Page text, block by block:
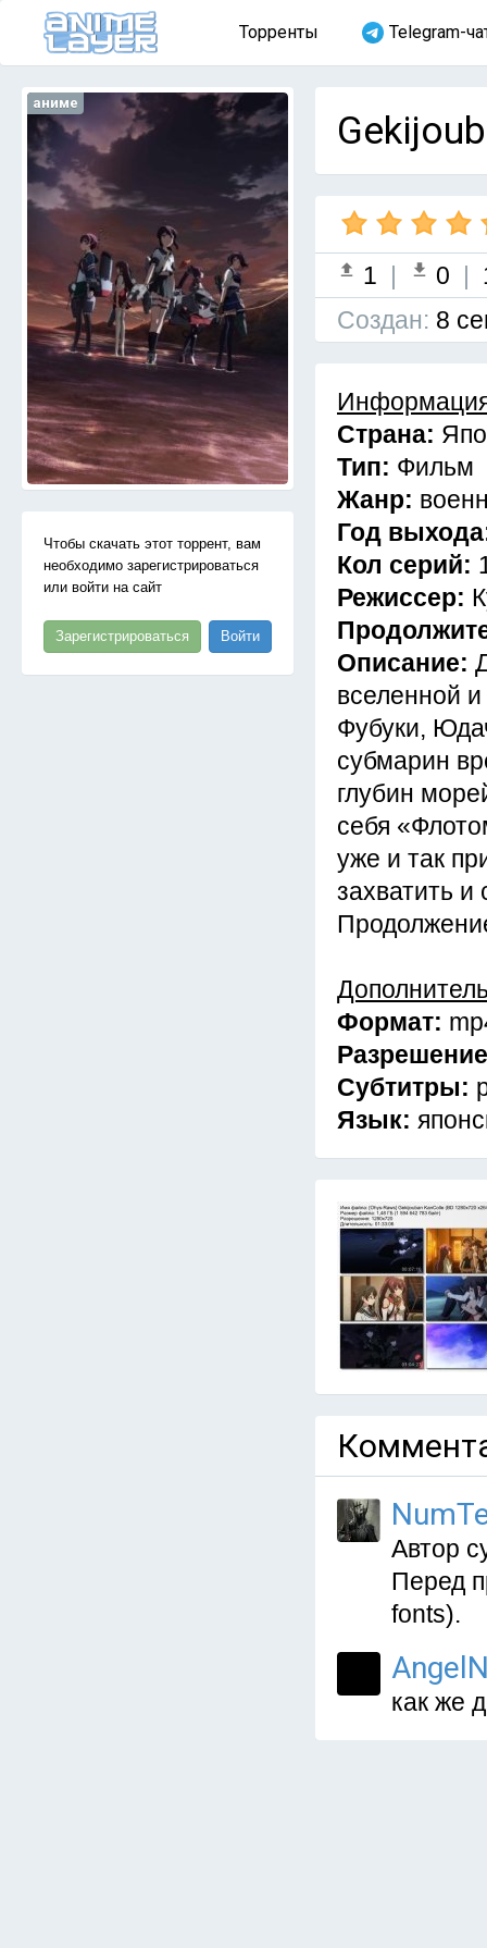
Торренты Telegram-
аниме
Чтобы скачать этот торрент, вам
необходимо зарегистрироваться
или войти на сайт
Зарегистрироваться Войти
1 | 0 |
Cоздан: 8
Страна:
Тип: Фильм
Жанр:
Год
Кол серий:
Режиссер:
Описание:
вселенной и
Фубуки,
субмарин
глубин
себя
уже и так
захватить и
Формат:
Субтитры:
Язык:
Автор
Перед
fonts).
как же